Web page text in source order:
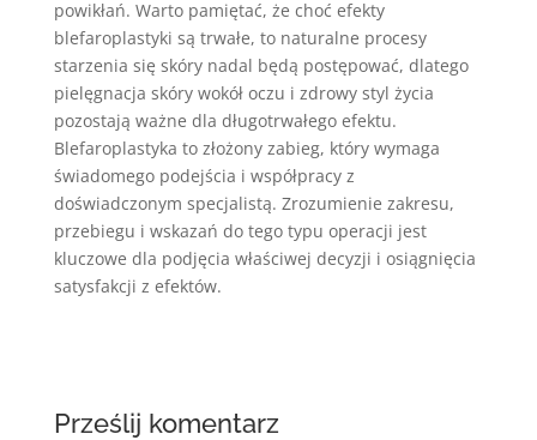
powikłań. Warto pamiętać, że choć efekty
blefaroplastyki są trwałe, to naturalne procesy
starzenia się skóry nadal będą postępować, dlatego
pielęgnacja skóry wokół oczu i zdrowy styl życia
pozostają ważne dla długotrwałego efektu.
Blefaroplastyka to złożony zabieg, który wymaga
świadomego podejścia i współpracy z
doświadczonym specjalistą. Zrozumienie zakresu,
przebiegu i wskazań do tego typu operacji jest
kluczowe dla podjęcia właściwej decyzji i osiągnięcia
satysfakcji z efektów.
Prześlij komentarz